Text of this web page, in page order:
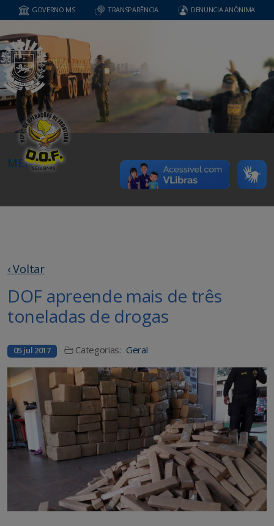
GOVERNO MS TRANSPARÊNCIA DENUNCIA ANÔNIMA
MENU
‹ Voltar
DOF apreende mais de três
toneladas de drogas
05 jul 2017 Categorias: Geral